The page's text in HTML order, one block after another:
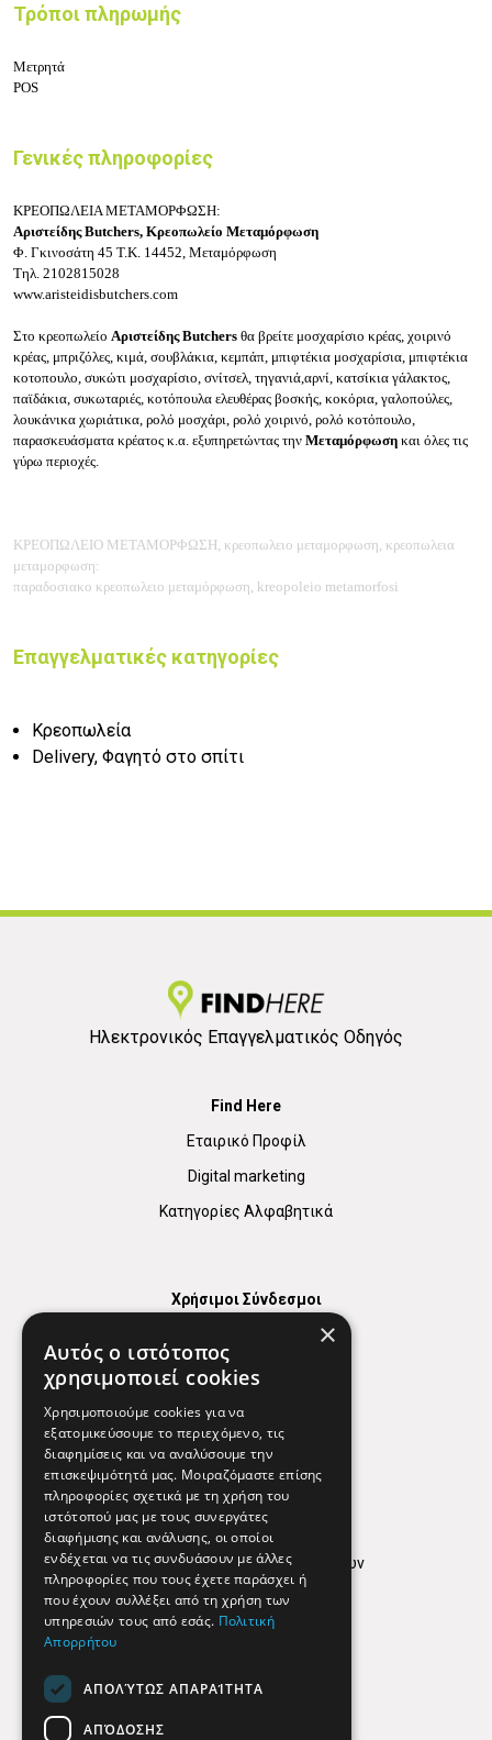
Τρόποι πληρωμής
Μετρητά
POS
Γενικές πληροφορίες
ΚΡΕΟΠΩΛΕΙΑ ΜΕΤΑΜΟΡΦΩΣΗ:
Αριστείδης Butchers, Κρεοπωλείο Μεταμόρφωση
Φ. Γκινοσάτη 45 Τ.Κ. 14452, Μεταμόρφωση
Τηλ. 2102815028
www.aristeidisbutchers.com
Στο κρεοπωλείο Αριστείδης Butchers θα βρείτε μοσχαρίσιο κρέας, χοιρινό
κρέας, μπριζόλες, κιμά, σουβλάκια, κεμπάπ, μπιφτέκια μοσχαρίσια, μπιφτέκια
κοτοπουλο, συκώτι μοσχαρίσιο, σνίτσελ, τηγανιά,αρνί, κατσίκια γάλακτος,
παϊδάκια, συκωταριές, κοτόπουλα ελευθέρας βοσκής, κοκόρια, γαλοπούλες,
λουκάνικα χωριάτικα, ρολό μοσχάρι, ρολό χοιρινό, ρολό κοτόπουλο,
παρασκευάσματα κρέατος κ.α. εξυπηρετώντας την Μεταμόρφωση και όλες τις
γύρω περιοχές.
ΚΡΕΟΠΩΛΕΙΟ ΜΕΤΑΜΟΡΦΩΣΗ, κρεοπωλειο μεταμορφωση, κρεοπωλεια
μεταμορφωση:
παραδοσιακο κρεοπωλειο μεταμόρφωση, kreopoleio metamorfosi
Επαγγελματικές κατηγορίες
Κρεοπωλεία
Delivery, Φαγητό στο σπίτι
Ηλεκτρονικός Επαγγελματικός Οδηγός
Find Here
Εταιρικό Προφίλ
Digital marketing
Κατηγορίες Αλφαβητικά
Χρήσιμοι Σύνδεσμοι
Χρήσιμα Τηλέφωνα
Εφημερεύοντα Φαρμακεία
Απόρρητο
Όροι Χρήσης
Πολιτική προστασίας δεδομένων
Findhere
Social Media
×
Αυτός ο ιστότοπος
χρησιμοποιεί cookies
Χρησιμοποιούμε cookies για να
εξατομικεύσουμε το περιεχόμενο, τις
διαφημίσεις και να αναλύσουμε την
επισκεψιμότητά μας. Μοιραζόμαστε επίσης
πληροφορίες σχετικά με τη χρήση του
ιστότοπού μας με τους συνεργάτες
διαφήμισης και ανάλυσης, οι οποίοι
ενδέχεται να τις συνδυάσουν με άλλες
πληροφορίες που τους έχετε παράσχει ή
που έχουν συλλέξει από τη χρήση των
υπηρεσιών τους από εσάς. Πολιτική
Απορρήτου
ΑΠΟΛΎΤΩΣ ΑΠΑΡΑΊΤΗΤΑ
ΑΠΌΔΟΣΗΣ